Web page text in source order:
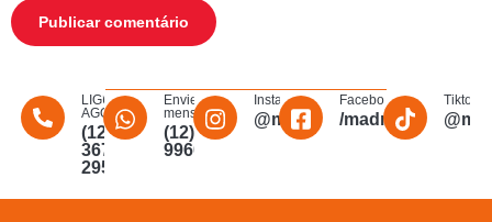
LIGUE
AGORA
(12)
3672-
2956
Envie uma
mensagem
(12)
996011340
Instagram
@madmakfibra
Facebook
/
Tiktok